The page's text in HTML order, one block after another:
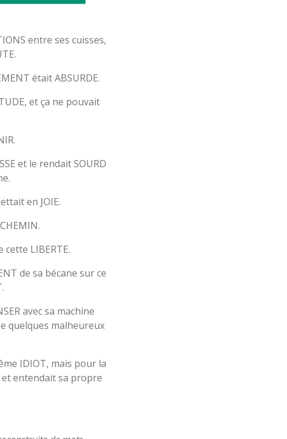
entre ses cuisses,
était ABSURDE.
et ça ne pouvait
et le rendait SOURD
en JOIE.
LIBERTE.
de sa bécane sur ce
avec sa machine
quelques malheureux
IDIOT, mais pour la
entendait sa propre